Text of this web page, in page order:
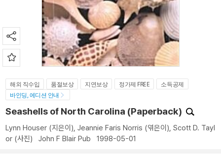
해외 직수입 품절보상 지연보상 정가제 FREE
소득공제
바인딩, 에디션 안내
Seashells of North Carolina (Paperback)
Lynn Houser (지은이), Jeannie Faris Norris (엮은이), Scott D. Tayl
or (사진) John F Blair Pub 1998-05-01